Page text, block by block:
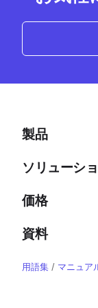
製品
ソリューシ
価格
資料
用語集 / マニュア